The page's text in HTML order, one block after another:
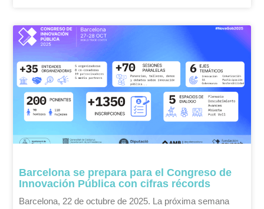
Barcelona se prepara para el Congreso de
Innovación Pública con cifras récords
Barcelona, 22 de octubre de 2025. La próxima semana